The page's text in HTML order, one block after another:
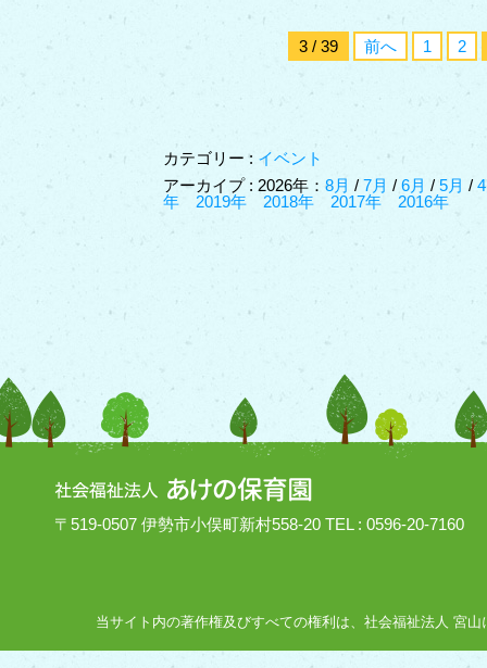
3 / 39 前へ 1 2
カテゴリー : イベント
アーカイプ : 2026年： 8月 / 7月 / 6月 / 5月 /
年
2019年 2018年 2017年 2016年
〒519-0507 伊勢市小俣町新村558-20 TEL : 0596-20-7160
当サイト内の著作権及びすべての権利は、社会福祉法人 宮